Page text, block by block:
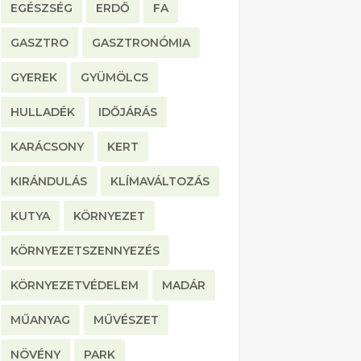
EGÉSZSÉG ERDŐ FA
GASZTRO GASZTRONÓMIA
GYEREK GYÜMÖLCS
HULLADÉK IDŐJÁRÁS
KARÁCSONY KERT
KIRÁNDULÁS KLÍMAVÁLTOZÁS
KUTYA KÖRNYEZET
KÖRNYEZETSZENNYEZÉS
KÖRNYEZETVÉDELEM MADÁR
MŰANYAG MŰVÉSZET
NÖVÉNY PARK